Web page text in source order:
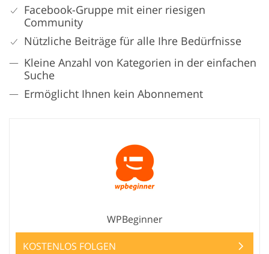
Facebook-Gruppe mit einer riesigen
Community
Nützliche Beiträge für alle Ihre Bedürfnisse
Kleine Anzahl von Kategorien in der einfachen
Suche
Ermöglicht Ihnen kein Abonnement
WPBeginner
KOSTENLOS FOLGEN